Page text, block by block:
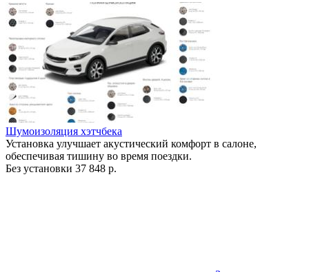
Шумоизоляция хэтчбека
Установка улучшает акустический комфорт в салоне,
обеспечивая тишину во время поездки.
Без установки 37 848 р.